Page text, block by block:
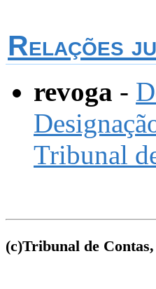
Relações
revoga -
Tribunal
(c)Tribunal de Contas,